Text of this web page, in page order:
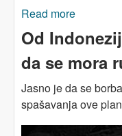
Read more
čistu
Od
da se mora
Jasno je da se
spašavanja ove